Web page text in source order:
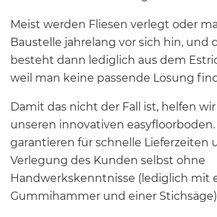
Meist werden Fliesen verlegt oder
Baustelle jahrelang vor sich hin, und
besteht dann lediglich aus dem
weil man keine passende Lösung
Damit das nicht der Fall ist, helfen
unseren innovativen
garantieren für schnelle Lieferzeiten
Verlegung des Kunden selbst ohne
Handwerkskenntnisse (lediglich mit
Gummihammer und einer